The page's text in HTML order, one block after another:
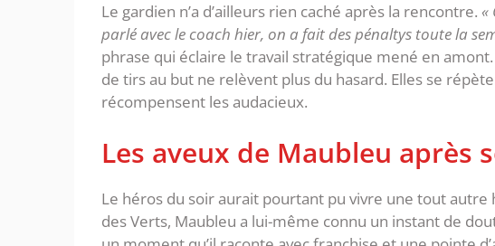
‎Le gardien n’a d’ailleurs rien caché après la rencontre. «
parlé avec le coach hier, on a fait des pénaltys toute la
phrase qui éclaire le travail stratégique mené en
de tirs au but ne relèvent plus du hasard. Elles se
récompensent les audacieux.
‎Les aveux de Maubleu après
‎Le héros du soir aurait pourtant pu vivre une tout
des Verts, Maubleu a lui-même connu un instant de